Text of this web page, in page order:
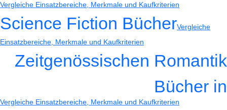
Vergleiche Einsatzbereiche, Merkmale und Kaufkriterien
Science Fiction BücherVergleiche
Einsatzbereiche, Merkmale und Kaufkriterien
Zeitgenössischen Romantik
Bücher in
Vergleiche Einsatzbereiche, Merkmale und Kaufkriterien